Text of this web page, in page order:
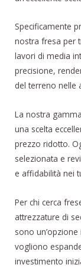
Specificamente
nostra fresa per
lavori di media
precisione,
del terreno nelle
La nostra
una scelta
prezzo ridotto.
selezionata e
e affidabilità nei
Per chi cerca
attrezzature di
sono
vogliono
investimento